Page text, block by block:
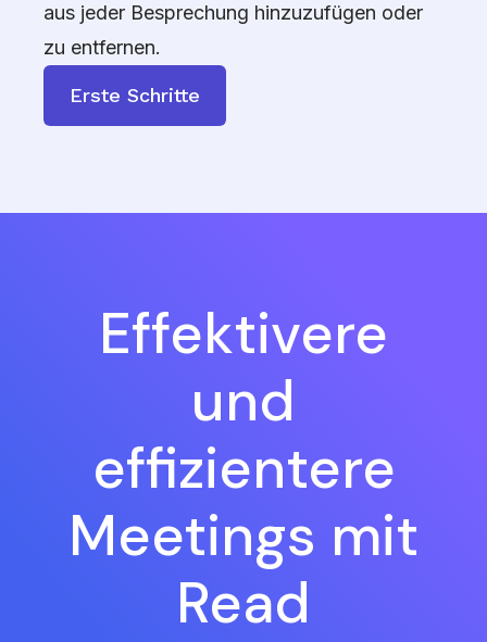
aus jeder Besprechung hinzuzufügen oder
zu entfernen.
Erste Schritte
Effektivere
und
effizientere
Meetings mit
Read